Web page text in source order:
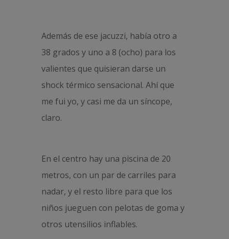
Además de ese jacuzzi, había otro a
38 grados y uno a 8 (ocho) para los
valientes que quisieran darse un
shock térmico sensacional. Ahí que
me fui yo, y casi me da un síncope,
claro.
En el centro hay una piscina de 20
metros, con un par de carriles para
nadar, y el resto libre para que los
niños jueguen con pelotas de goma y
otros utensilios inflables.